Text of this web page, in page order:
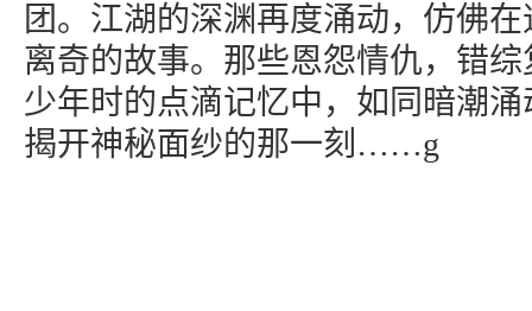
团。江湖的深渊再度涌动，仿佛
离奇的故事。那些恩怨情仇，错
少年时的点滴记忆中，如同暗潮
揭开神秘面纱的那一刻……g